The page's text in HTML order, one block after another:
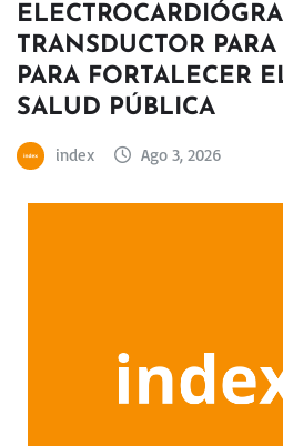
TRANSDUCTOR
PARA FORTALECER
SALUD PÚBLICA
index Ago 3, 2026